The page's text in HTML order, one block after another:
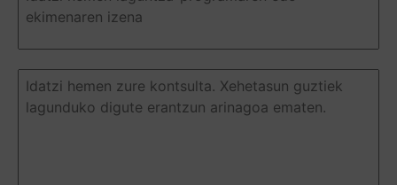
pregunta (Required)
Duda
pregunta (Required)